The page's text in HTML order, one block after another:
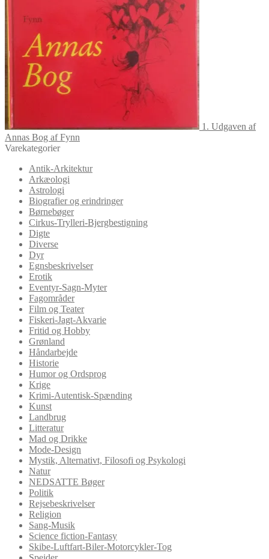
1. Udgaven af
Annas Bog af Fynn
Varekategorier
Antik-Arkitektur
Arkæologi
Astrologi
Biografier og erindringer
Børnebøger
Cirkus-Trylleri-Bjergbestigning
Digte
Diverse
Dyr
Egnsbeskrivelser
Erotik
Eventyr-Sagn-Myter
Fagområder
Film og Teater
Fiskeri-Jagt-Akvarie
Fritid og Hobby
Grønland
Håndarbejde
Historie
Humor og Ordsprog
Krige
Krimi-Autentisk-Spænding
Kunst
Landbrug
Litteratur
Mad og Drikke
Mode-Design
Mystik, Alternativt, Filosofi og Psykologi
Natur
NEDSATTE Bøger
Politik
Rejsebeskrivelser
Religion
Sang-Musik
Science fiction-Fantasy
Skibe-Luftfart-Biler-Motorcykler-Tog